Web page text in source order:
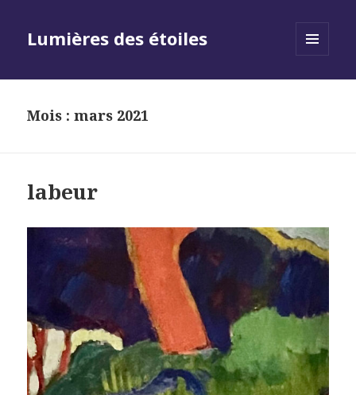
Lumières des étoiles
Mois :mars 2021
labeur